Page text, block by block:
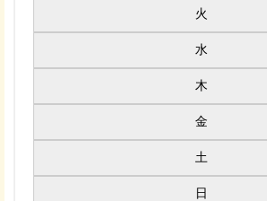
火
水
木
金
土
日